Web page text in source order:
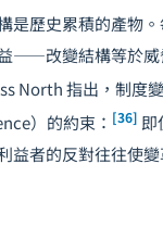
是歷史累積的產物
——改變結構等於威
North 指出，制度
）的約束： [36] 即
益者的反對往往使變